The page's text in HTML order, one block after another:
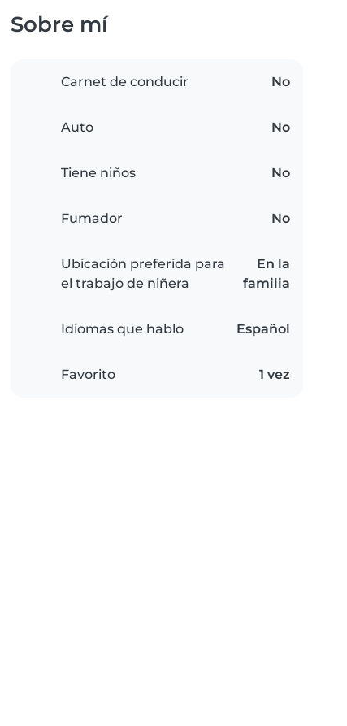
Sobre mí
Carnet de conducir No
Auto No
Tiene niños No
Fumador No
Ubicación preferida para
el trabajo de niñera
En la
familia
Idiomas que hablo Español
Favorito 1 vez